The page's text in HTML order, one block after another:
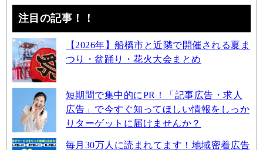
注目の記事！！
【2026年】船橋市と近隣で開催される夏ま
つり・盆踊り・花火大会まとめ
短期間で集中的にPR！「記事広告・求人
広告」で今すぐ知ってほしい情報をしっか
りターゲットに届けませんか？
毎月30万人に読まれてます！地域密着広告